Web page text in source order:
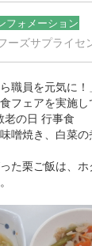
フォメーション
ーズサプライセ
職員を元気に！
フェアを実施し
老の日 行事食
噌焼き、白菜
た栗ご飯は、